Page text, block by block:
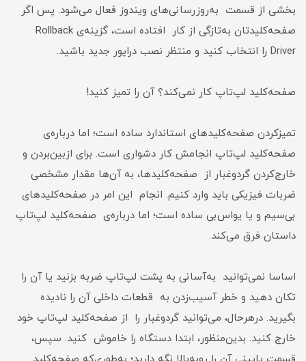
بخشی از قسمت به‌روز‌رسانی‌های ویندوز فعال می‌شود. پس اگر
صفحه‌کلیدتان به‌تازگی از کار افتاده است، گزینه‌ی Rollback
Driver را انتخاب کنید و منتظر نصب درایور جدید باشید.
صفحه‌کلید لپ‌تاپ کار نمی‌کند؟ آن را تمیز کنید!
تمیزکردن صفحه‌کلید‌های استاندارد ساده‌ است؛ اما در‌باره‌ی
صفحه‌کلید لپ‌تاپ انجامش کار دشواری است. برای ازبین‌بردن و
خارج‌کردن گردوغبار از صفحه‌کلید‌ها، به آن‌ها مقدار مشخصی
ضربات فیزیکی باید وارد کنیم. انجام این امر در صفحه‌کلید‌های
بی‌سیم و یا یو‌اس‌بی ساده است؛ اما درباره‌ی صفحه‌کلید لپ‌تاپ
داستان فرق می‌کند.
اساسا نمی‌توانید به‌آسانی به پشت لپ‌تاپ ضربه بزنید یا آن را
تکان دهید و خطر آسیب‌زدن به قطعات داخلی آن را نادیده‌
بگیرید. در‌هرحال، می‌توانید گردوغبار را از ‌صفحه‌کلید لپ‌تاپ خود
خارج کنید. بدین‌منظور، ابتدا دستگاه را خاموش کنید. سپس،